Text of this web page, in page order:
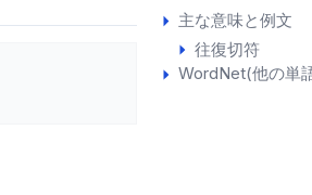
主な意味と例文
往復切符
WordNet(他の単